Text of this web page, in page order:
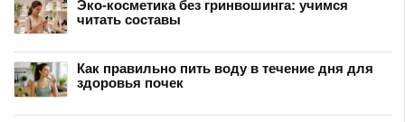
Эко-косметика без гринвошинга: учимся
читать составы
Как правильно пить воду в течение дня для
здоровья почек